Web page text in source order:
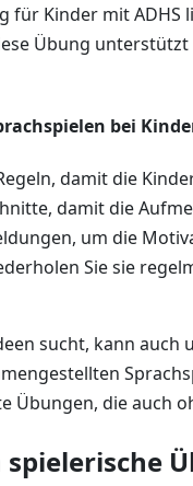
Kinder mit ADHS
Übung
bei
damit die
damit die
um die
Sie sie
sucht, kann auch
Übungen, die auch